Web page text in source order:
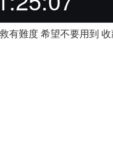
有難度 希望不要用到